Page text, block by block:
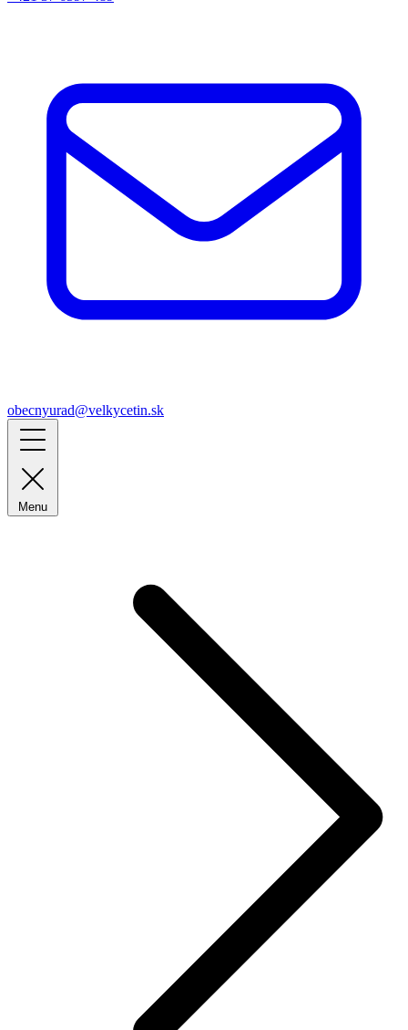
obecnyurad@velkycetin.sk
Menu